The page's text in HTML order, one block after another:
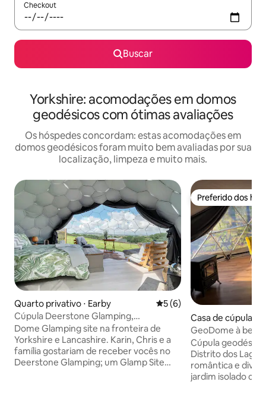
Checkout
Buscar
Yorkshire: acomodações em domos
geodésicos com ótimas avaliações
Os hóspedes concordam: estas acomodações em
domos geodésicos foram muito bem avaliadas por sua
localização, limpeza e muito mais.
Quarto privativo ⋅ Earby 5 de uma avaliação média
5 (6)
Cúpula Deerstone Glamping,
Ingleborough, banheira de
hidromassagem
Dome Glamping site na fronteira de
Yorkshire e Lancashire. Karin, Chris e a
família gostariam de receber vocês no
Deerstone Glamping; um Glamp Site
Preferido dos
Preferido dos
Casa de cúpula ⋅
GeoDome à beira
Cúpula
Distrito dos Lagos Ótima estadia
romântica e
jardim isolado